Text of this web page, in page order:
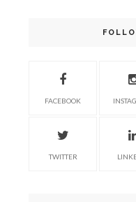
FACEBOOK
TWITTER